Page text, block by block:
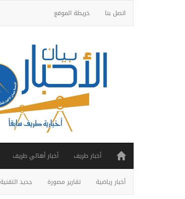
اتصل بنا خريطة الموقع
أخبار طريف أخبار أهالي طريف
أخبار رياضية تقارير مصورة جديد التقنية